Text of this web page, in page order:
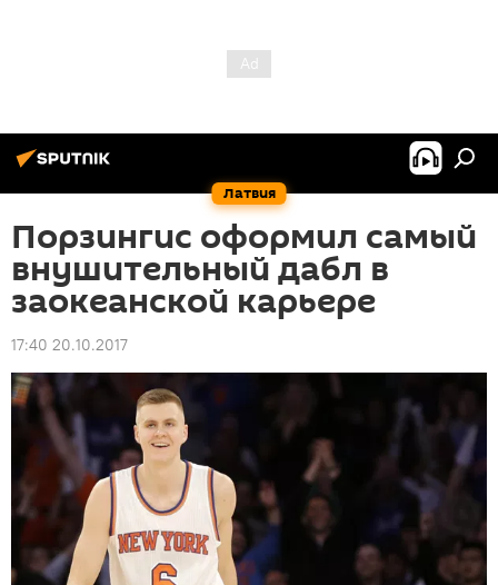
Латвия
Порзингис оформил самый
внушительный дабл в
заокеанской карьере
17:40 20.10.2017